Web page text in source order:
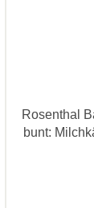
5 Sternen
Rosenthal
bunt: